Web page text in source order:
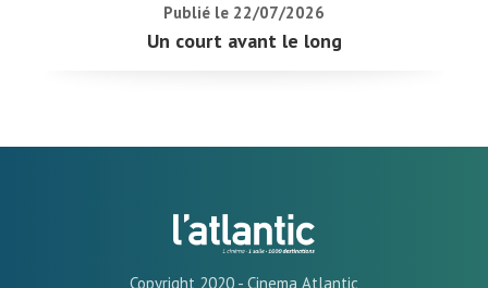
Publié le 22/07/2026
Un court avant le long
Copyright 2020 - Cinema Atlantic